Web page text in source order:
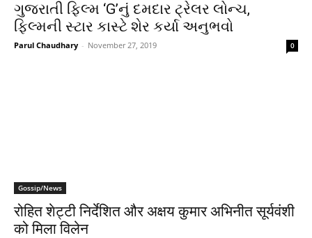
ગુજરાતી ફિલ્મ ‘G’નું દમદાર ટ્રેલર લોન્ચ,
ફિલ્મની સ્ટાર કાસ્ટે શેર કર્યા અનુભવો
Parul Chaudhary - November 27, 2019 0
Gossip/News
रोहित शेट्टी निर्देशित और अक्षय कुमार अभिनीत सूर्यवंशी
को मिला विलेन